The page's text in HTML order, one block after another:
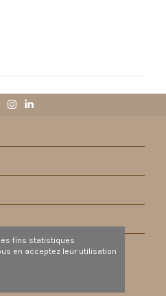
par
fins statistiques
en acceptez leur utilisation